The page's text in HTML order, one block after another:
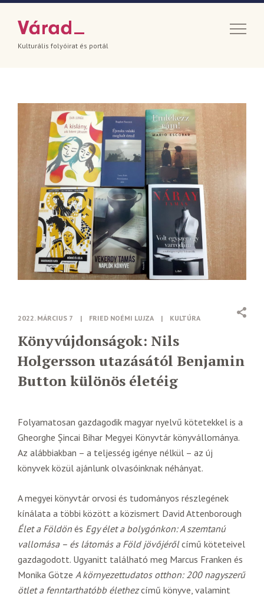
Kulturális folyóirat és portál
2022. MÁRCIUS 7 | FRIED NOÉMI LUJZA | KULTÚRA
Könyvújdonságok: Nils
Holgersson utazásától Benjamin
Button különös életéig
Folyamatosan gazdagodik magyar nyelvű kötetekkel is a
Gheorghe Șincai Bihar Megyei Könyvtár könyvállománya.
Az alábbiakban – a teljesség igénye nélkül – az új
könyvek közül ajánlunk olvasóinknak néhányat.
A megyei könyvtár orvosi és tudományos részlegének
kínálata a többi között a közismert David Attenborough
Élet a Földön és Egy élet a bolygónkon: A szemtanú
vallomása – és látomás a Föld jövőjérőlcímű köteteivel
gazdagodott. Ugyanitt található meg Marcus Franken és
Monika Götze A környezettudatos otthon: 200 nagyszerű
ötlet a fenntarthatóbb élethezcímű könyve, valamint